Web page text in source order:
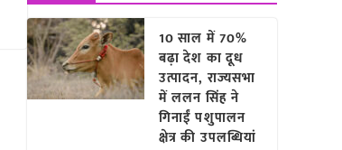
10 साल में 70%
बढ़ा देश का दूध
उत्पादन, राज्यसभा
में ललन सिंह ने
गिनाईं पशुपालन
क्षेत्र की उपलब्धियां